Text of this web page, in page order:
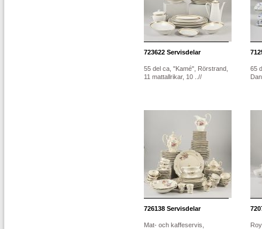
723622 Servisdelar
55 del ca, "Kamé", Rörstrand,
11 mattallrikar, 10 ..//
65
726138 Servisdelar
Mat- och kaffeservis,